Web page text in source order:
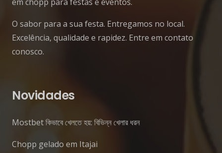
em chopp para festas e eventos.
O sabor para a sua festa. Entregamos no local.
Excelência, qualidade e rapidez. Entre em contato
conosco.
Novidades
Mostbet কিভাবে খেলতে হয়: বিভিন্ন খেলার ধরন
Chopp gelado em Itajai